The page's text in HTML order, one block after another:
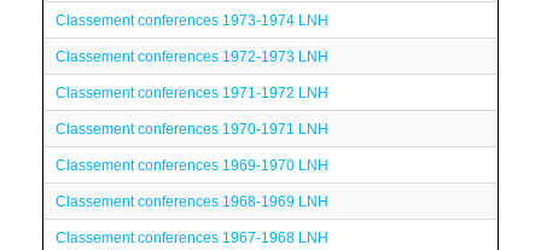
Classement conferences 1973-1974 LNH
Classement conferences 1972-1973 LNH
Classement conferences 1971-1972 LNH
Classement conferences 1970-1971 LNH
Classement conferences 1969-1970 LNH
Classement conferences 1968-1969 LNH
Classement conferences 1967-1968 LNH